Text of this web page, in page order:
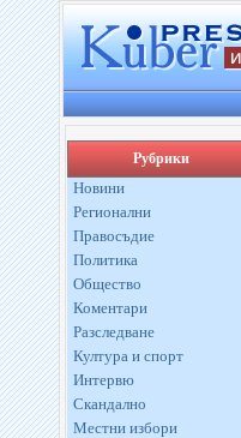
Рубрики
Новини
Регионални
Правосъдие
Политика
Общество
Коментари
Разследване
Култура и спорт
Интервю
Скандално
Местни избори